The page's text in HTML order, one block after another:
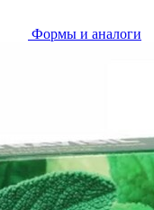
Формы и аналоги